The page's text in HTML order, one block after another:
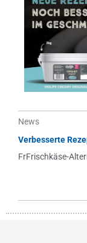
News
Verbesserte
FrFrischkäse-